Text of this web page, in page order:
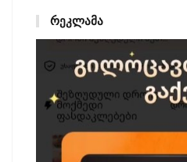
ᲠᲔᲙᲚᲐᲛᲐ